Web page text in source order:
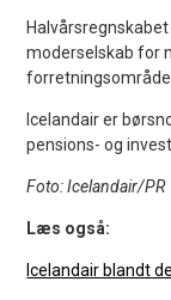
moderselskab for
Icelandair er
pensions- og
Foto: Icelandair/PR
Læs også:
Icelandair blandt